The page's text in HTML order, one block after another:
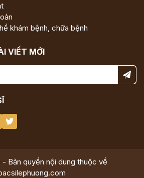
khám bệnh, chữa bệnh
VIẾT MỚI
Bản quyền nội dung thuộc về